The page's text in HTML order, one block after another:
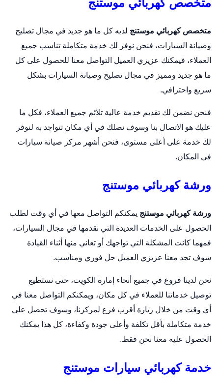
متخصص كهربائي موستنج
متخصص كهربائي موستنج لديه كل ما هو جديد في مجال تصليح
وصيانة السيارات، فنحن نوفر لك خدمة متكاملة تناسب جميع
العملاء، فيمكنك عزيزي العميل التواصل معنا للحصول على كل
ما هو جديد ومميز في مجال تصليح وصيانة السيارات بشكل
سريع واحترافي.
فنحن نضمن لك تقديم خدمة عالية تلائم جميع العملاء، فكل ما
عليك هو الاتصال بنا وسوف نصلك في أي مكان تتواجد به لنوفر
لك خدمة على أعلى مستوى، فنحن أشهر مركز صيانة سيارات
في المكان.
ورشة كهربائي موستنج
ورشة كهربائي موستنج يمكنكم التواصل معها في أي وقت لطلب
الحصول على الخدمات العديدة التي نقدمها في مجال السيارات،
فمهما كانت المشكلة التي تواجهك أو تعاني منها أثناء القيادة
سوف تجد معنا عزيزي العميل حل فوري ومناسب.
نحن لدينا فروع في جميع أنحاء إمارة الكويت، حتى نستطيع
توصيل خدماتنا للعملاء في كل مكان، ويمكنكم التواصل معنا في
أي وقت من خلال زيارة أقرب فرع لمركزنا، وسوف تحصل على
خدمة متكاملة بأقل تكلفة وأعلى جودة وكفاءة، كل هذا يمكنك
الحصول عليه معنا نحن فقط.
خدمة كهربائي سيارات موستنج